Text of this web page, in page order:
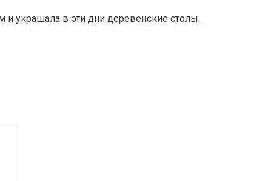
украшала в эти дни деревенские столы.